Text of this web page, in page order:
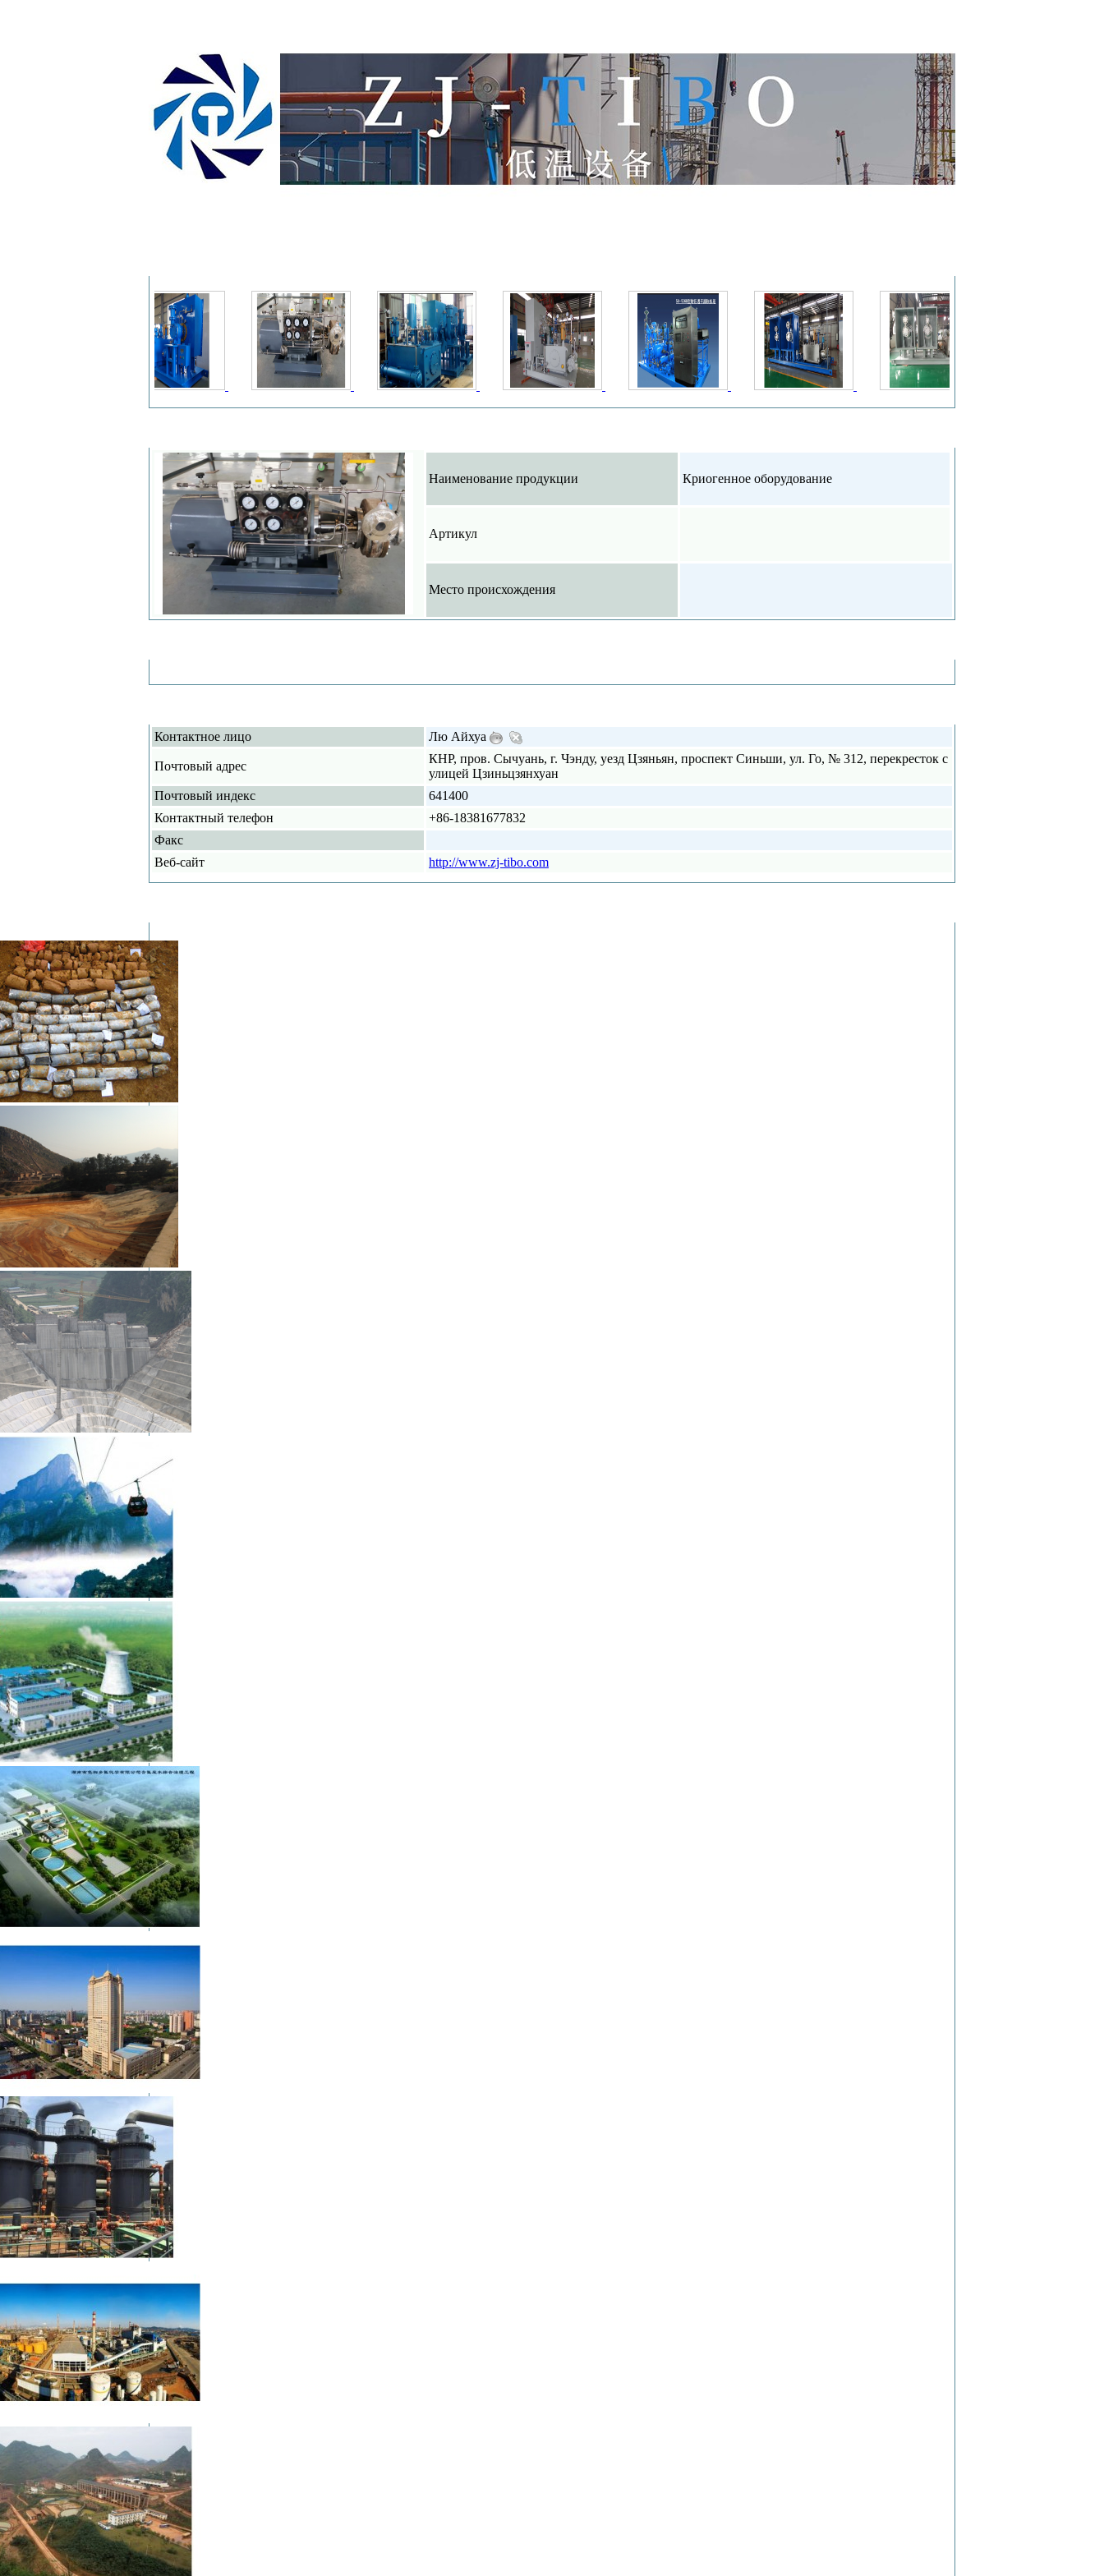
Наименование продукции Криогенное оборудование
Aртикул
Место происхождения
Контактное лицо Лю Айхуа
Почтовый адрес
КНР, пров. Сычуань, г. Чэнду, уезд Цзяньян, проспект Синьши, ул. Го, № 312, перекресток с
улицей Цзиньцзянхуан
Почтовый индекс
641400
Контактный телефон
+86-18381677832
Факс
Веб-сайт
http://www.zj-tibo.com